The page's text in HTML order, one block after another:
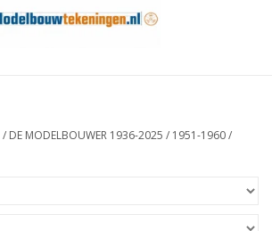
/ DE MODELBOUWER 1936-2025 / 1951-1960/